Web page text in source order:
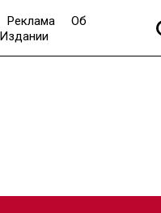
Реклама
Об
Издании